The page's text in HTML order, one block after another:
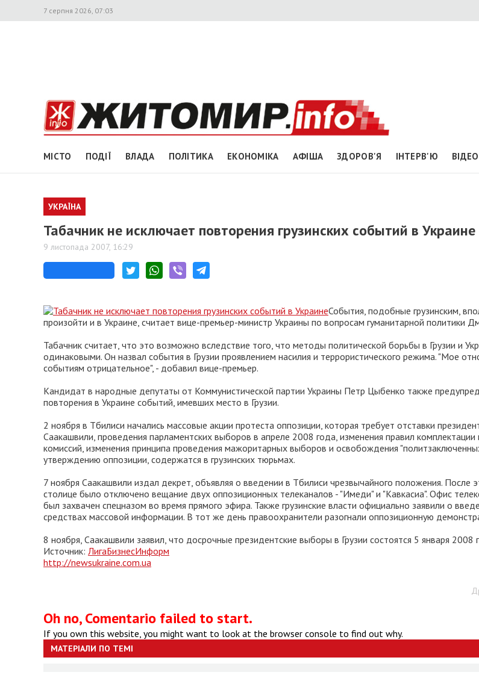
7 серпня 2026, 07:03
МІСТО ПОДІЇ ВЛАДА ПОЛІТИКА ЕКОНОМІКА АФІША ЗДОРОВ'Я ІНТЕРВ'Ю ВІДЕО
УКРАЇНА
Табачник не исключает повторения грузинских событий в Украине
9 листопада 2007, 16:29
События, подобные грузинским,
произойти и в Украине, считает вице-премьер-министр Украины по вопросам гуманитарной политики
Табачник считает, что это возможно вследствие того, что методы политической борьбы в Грузии и
одинаковыми. Он назвал события в Грузии проявлением насилия и террористического режима. "Мое
событиям отрицательное", - добавил вице-премьер.
Кандидат в народные депутаты от Коммунистической партии Украины Петр Цыбенко также
повторения в Украине событий, имевших место в Грузии.
2 ноября в Тбилиси начались массовые акции протеста оппозиции, которая требует отставки
Саакашвили, проведения парламентских выборов в апреле 2008 года, изменения правил комплектации
комиссий, изменения принципа проведения мажоритарных выборов и освобождения
утверждению оппозиции, содержатся в грузинских тюрьмах.
7 ноября Саакашвили издал декрет, объявляя о введении в Тбилиси чрезвычайного положения. После
столице было отключено вещание двух оппозиционных телеканалов - "Имеди" и "Кавкасиа". Офис
был захвачен спецназом во время прямого эфира. Также грузинские власти официально заявили о
средствах массовой информации. В тот же день правоохранители разогнали оппозиционную
8 ноября, Саакашвили заявил, что досрочные президентские выборы в Грузии состоятся 5 января 2008
Источник: ЛигаБизнесИнформ
http://newsukraine.com.ua
Oh no, Comentario failed to start.
If you own this website, you might want to look at the browser console to find out why.
МАТЕРІАЛИ ПО ТЕМІ